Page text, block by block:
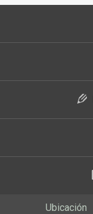
Ubicación